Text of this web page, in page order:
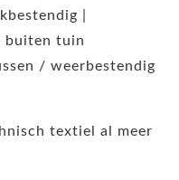
|
buiten tuin
/ weerbestendig
textiel al meer